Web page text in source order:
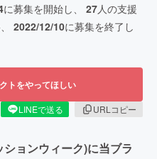
に募集を開始し、 27人の支援
2022/12/10に募集を終了し
トをやってほしい
LINEで送る
URLコピー
ョンウィーク)に当ブラ